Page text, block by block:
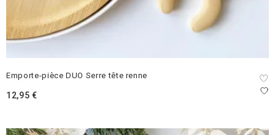
Emporte-pièce DUO Serre tête renne
12,95 €